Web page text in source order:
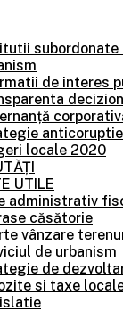
subordonate
de interes
locale 2020
UTILE
administrativ
căsătorie
vânzare
de urbanism
de
si taxe